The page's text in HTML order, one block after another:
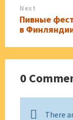
Next
Пивные
в
0
There